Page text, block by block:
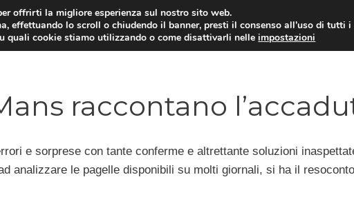
MOTO NEWS
raccontano
e sorprese con tante conferme e altrettante soluzioni
analizzare le pagelle disponibili su molti giornali, si ha il
offrirti la migliore esperienza sul nostro sito web.
effettuando lo scroll o chiudendo il banner, presti il consenso all’uso di tutti
quali cookie stiamo utilizzando o come disattivarli nelleimpostazioni